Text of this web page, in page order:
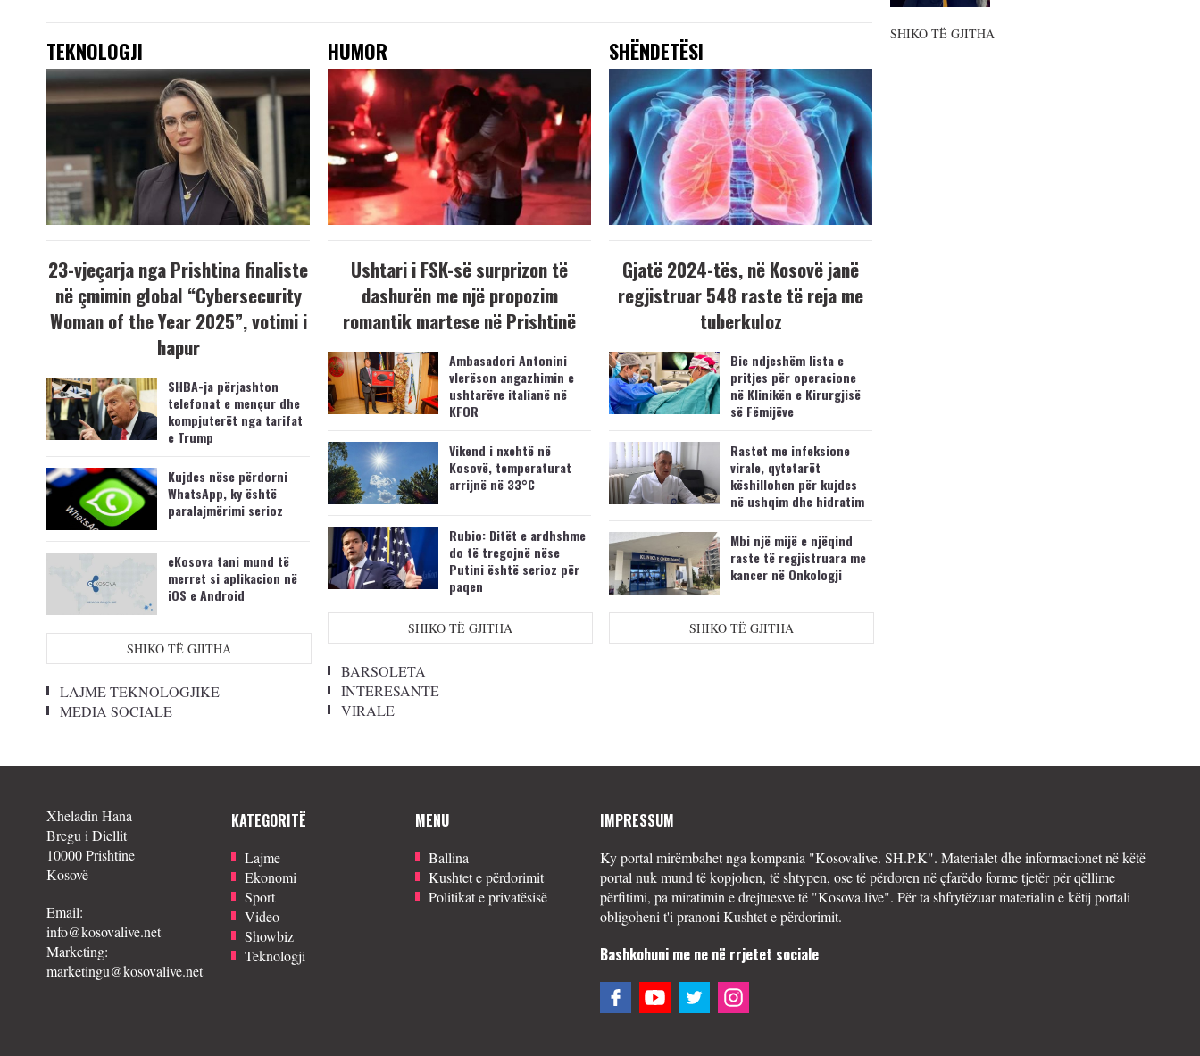
TEKNOLOGJI
23-vjeçarja nga Prishtina finaliste
në çmimin global “Cybersecurity
Woman of the Year 2025”, votimi i
hapur
SHBA-ja përjashton
telefonat e mençur dhe
kompjuterët nga tarifat
e Trump
Kujdes nëse përdorni
WhatsApp, ky është
paralajmërimi serioz
eKosova tani mund të
merret si aplikacion në
iOS e Android
SHIKO TË GJITHA
LAJME TEKNOLOGJIKE
MEDIA SOCIALE
HUMOR
Ushtari i FSK-së surprizon të
dashurën me një propozim
romantik martese në Prishtinë
Ambasadori Antonini
vlerëson angazhimin e
ushtarëve italianë në
KFOR
Vikend i nxehtë në
Kosovë, temperaturat
arrijnë në 33°C
Rubio: Ditët e ardhshme
do të tregojnë nëse
Putini është serioz për
paqen
SHIKO TË GJITHA
BARSOLETA
INTERESANTE
VIRALE
SHËNDETËSI
Gjatë 2024-tës, në Kosovë janë
regjistruar 548 raste të reja me
tuberkuloz
Bie ndjeshëm lista e
pritjes për operacione
në Klinikën e Kirurgjisë
së Fëmijëve
Rastet me infeksione
virale, qytetarët
këshillohen për kujdes
në ushqim dhe hidratim
Mbi një mijë e njëqind
raste të regjistruara me
kancer në Onkologji
SHIKO TË GJITHA
SHIKO TË GJITHA
Xheladin Hana
Bregu i Diellit
10000 Prishtine
Kosovë
Email:
info@kosovalive.net
Marketing:
marketingu@kosovalive.net
KATEGORITË
Lajme
Ekonomi
Sport
Video
Showbiz
Teknologji
MENU
Ballina
Kushtet e përdorimit
Politikat e privatësisë
IMPRESSUM
Ky portal mirëmbahet nga kompania "Kosovalive. SH.P.K". Materialet dhe informacionet në këtë
portal nuk mund të kopjohen, të shtypen, ose të përdoren në çfarëdo forme tjetër për qëllime
përfitimi, pa miratimin e drejtuesve të "Kosova.live". Për ta shfrytëzuar materialin e këtij portali
obligoheni t'i pranoni Kushtet e përdorimit.
Bashkohuni me ne në rrjetet sociale